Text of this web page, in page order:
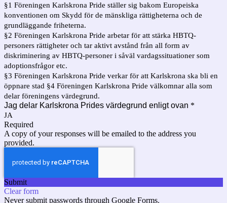
§1 Föreningen Karlskrona Pride ställer sig bakom Europeiska
konventionen om Skydd för de mänskliga rättigheterna och de
grundläggande friheterna.
§2 Föreningen Karlskrona Pride arbetar för att stärka HBTQ-
personers rättigheter och tar aktivt avstånd från all form av
diskriminering av HBTQ-personer i såväl vardagssituationer som
adoptionsfrågor etc.
§3 Föreningen Karlskrona Pride verkar för att Karlskrona ska bli en
öppnare stad §4 Föreningen Karlskrona Pride välkomnar alla som
delar föreningens värdegrund.
Jag delar Karlskrona Prides värdegrund enligt ovan *
JA
Required
A copy of your responses will be emailed to the address you
provided.
Submit
Clear form
Never submit passwords through Google Forms.